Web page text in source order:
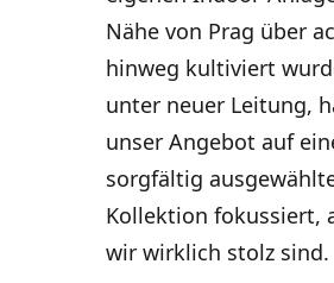
Nähe von Prag über
hinweg kultiviert
unter neuer Leitung,
unser Angebot auf
sorgfältig
Kollektion fokussiert,
wir wirklich stolz sind.